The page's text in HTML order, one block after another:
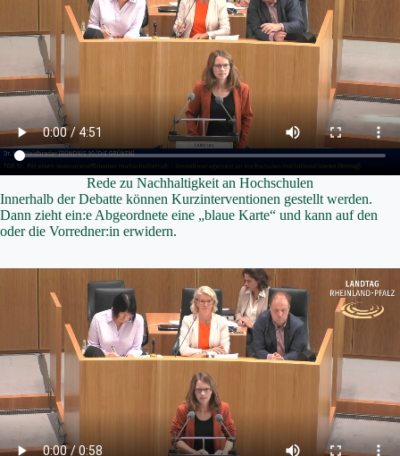
Rede zu Nachhaltigkeit an Hochschulen
Innerhalb der Debatte können Kurzinterventionen gestellt werden.
Dann zieht ein:e Abgeordnete eine „blaue Karte“ und kann auf den
oder die Vorredner:in erwidern.